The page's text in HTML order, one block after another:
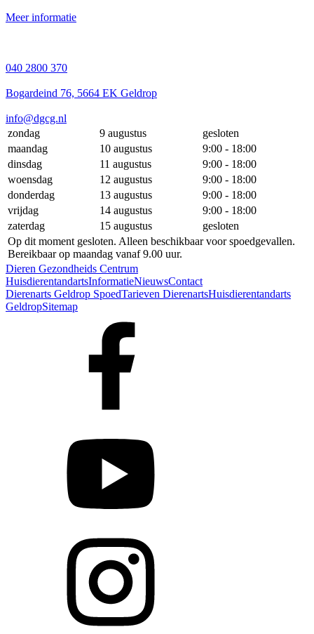
Meer informatie
040 2800 370
Bogardeind 76, 5664 EK Geldrop
info@dgcg.nl
zondag
9 augustus
gesloten
maandag
10 augustus
9:00 - 18:00
dinsdag
11 augustus
9:00 - 18:00
woensdag
12 augustus
9:00 - 18:00
donderdag
13 augustus
9:00 - 18:00
vrijdag
14 augustus
9:00 - 18:00
zaterdag
15 augustus
gesloten
Op dit moment gesloten. Alleen beschikbaar voor spoedgevallen.
Bereikbaar op maandag vanaf 9.00 uur.
Dieren Gezondheids Centrum
HuisdierentandartsInformatieNieuwsContact
Dierenarts Geldrop SpoedTarieven DierenartsHuisdierentandarts
GeldropSitemap